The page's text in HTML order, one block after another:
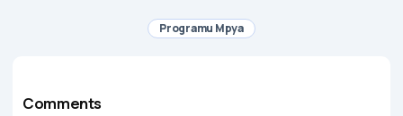
Programu Mpya
Comments